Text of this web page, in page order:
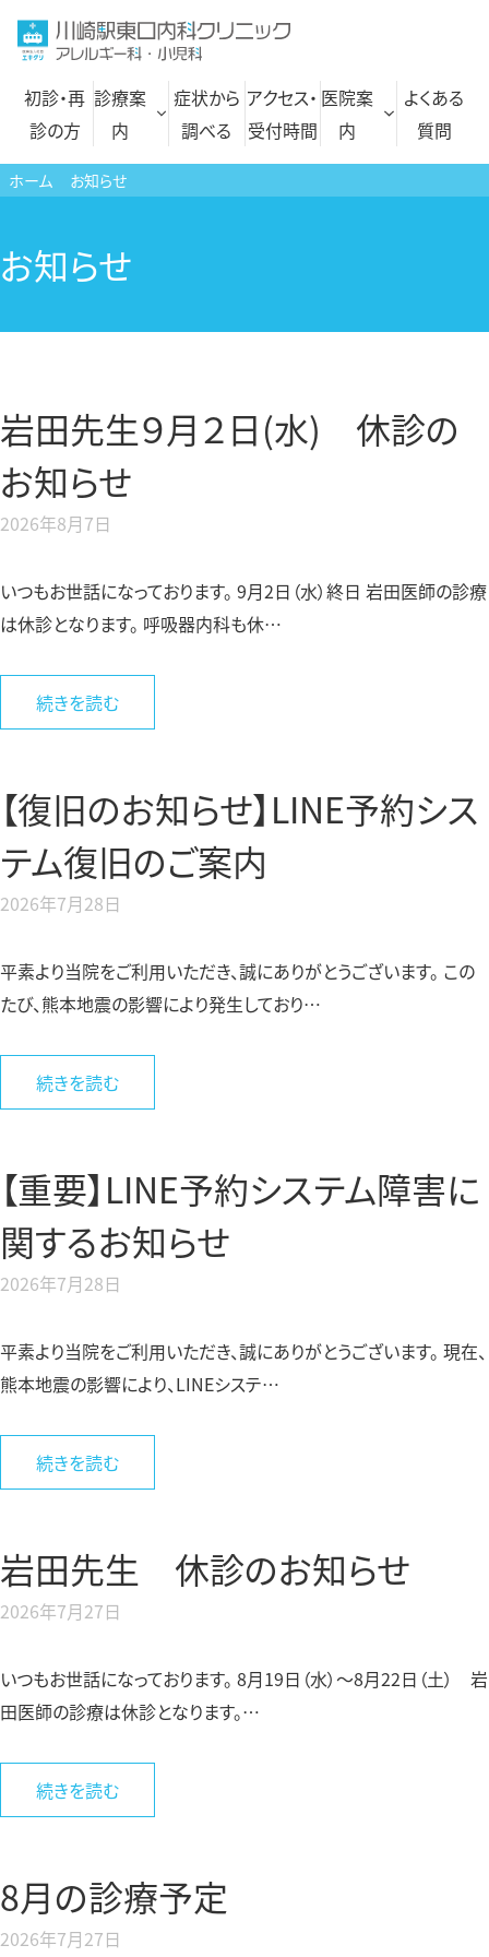
へ
キ
ッ
初診・再
診の方
診療案
内
発熱外来・コロナ検査
症状から
調べる
アクセス・
受付時間
医院案
内
よくある
質問
ホーム お知らせ
お知らせ
岩田先生９月２日(水) 休診の
お知らせ
2026年8月7日
いつもお世話になっております。 9月2日（水）終日 岩田医師の診療
は休診となります。 呼吸器内科も休…
続きを読む
【復旧のお知らせ】LINE予約シス
テム復旧のご案内
2026年7月28日
平素より当院をご利用いただき、誠にありがとうございます。 この
たび、熊本地震の影響により発生しており…
続きを読む
【重要】LINE予約システム障害に
関するお知らせ
2026年7月28日
平素より当院をご利用いただき、誠にありがとうございます。 現在、
熊本地震の影響により、LINEシステ…
続きを読む
岩田先生 休診のお知らせ
2026年7月27日
いつもお世話になっております。 8月19日（水）〜8月22日（土） 岩
田医師の診療は休診となります。…
続きを読む
8月の診療予定
2026年7月27日